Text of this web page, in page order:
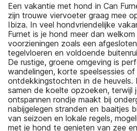
Een vakantie met hond in Can
zijn trouwe viervoeter graag mee
Ibiza. In veel hondvriendelijke
Furnet is je hond meer dan
voorzieningen zoals een
tegelvloeren en voldoende
De rustige, groene omgeving is
wandelingen, korte speelsessies of
ontdekkingstochten in de heuvels.
samen de koelte opzoeken, terwijl
ontspannen rondje maakt bij
nabijgelegen stranden en baaitjes
van seizoen en lokale regels,
met je hond te genieten van zee